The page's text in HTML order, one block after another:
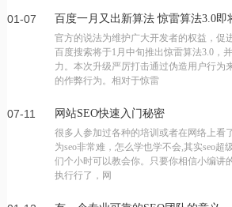
01-07
百度一月又出新算法 惊雷算法3.0即
击刷点击作弊行为
官方的说法为维护广大开发者的权益，促
百度搜索将于1月中旬推出惊雷算法3.0，
力。本次升级严厉打击通过伪造用户行为
的作弊行为。相对于惊雷
07-11 网站SEO快速入门秘密
很多人参加过各种的培训或者在网络上看
为seo非常难，怎么学也学不会,其实seo超
们个小时可以教会你。只要你相信小编讲
执行行了，网